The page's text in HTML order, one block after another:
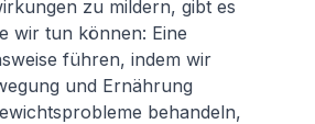
zu mildern, gibt es
wir tun können: Eine
führen, indem wir
und Ernährung
behandeln,